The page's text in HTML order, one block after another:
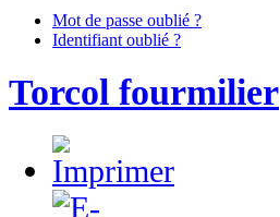
Mot de passe oublié ?
Identifiant oublié ?
Torcol fourmilier